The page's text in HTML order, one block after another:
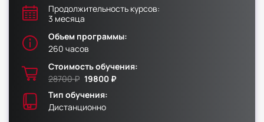
Юридический факультет
Факультет менеджмента и экономики
Факультет педагогики
Факультет психологии
Продолжительность курсов:
3 месяца
Объем программы:
260 часов
Стоимость обучения:
28700 ₽ 19800 ₽
Тип обучения:
Дистанционно